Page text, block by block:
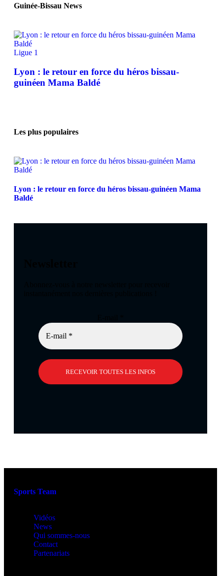
Guinée-Bissau News
Ligue 1
Lyon : le retour en force du héros bissau-
guinéen Mama Baldé
Les plus populaires
Lyon : le retour en force du héros bissau-guinéen Mama
Baldé
Sports Team
Vidéos
News
Qui sommes-nous
Contact
Partenariats